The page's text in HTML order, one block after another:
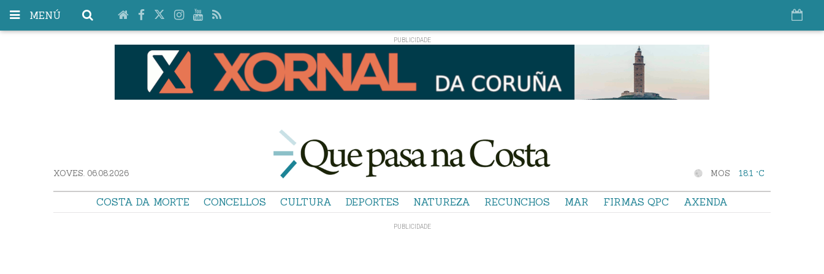
MENÚ
XOVES. 06.08.2026 MOS 18.1 °C
COSTA DA MORTE CONCELLOS CULTURA DEPORTES NATUREZA RECUNCHOS MAR FIRMAS QPC AXENDA